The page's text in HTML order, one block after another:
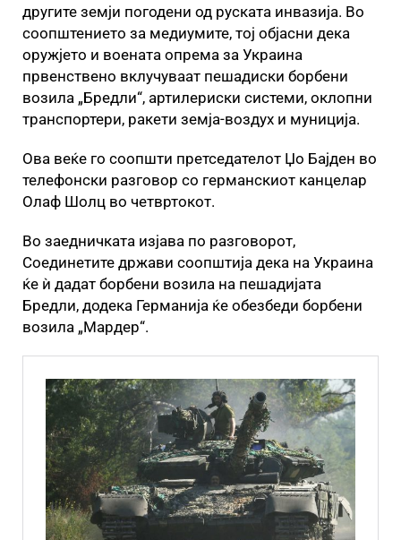
другите земји погодени од руската инвазија. Во
соопштението за медиумите, тој објасни дека
оружјето и воената опрема за Украина
првенствено вклучуваат пешадиски борбени
возила „Бредли“, артилериски системи, оклопни
транспортери, ракети земја-воздух и муниција.
Ова веќе го соопшти претседателот Џо Бајден во
телефонски разговор со германскиот канцелар
Олаф Шолц во четвртокот.
Во заедничката изјава по разговорот,
Соединетите држави соопштија дека на Украина
ќе ѝ дадат борбени возила на пешадијата
Бредли, додека Германија ќе обезбеди борбени
возила „Мардер“.